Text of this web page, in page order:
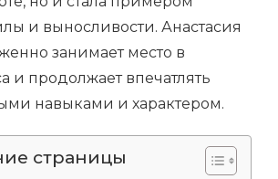
и выносливости. Анастасия
занимает место в
и продолжает впечатлять
навыками и характером.
страницы